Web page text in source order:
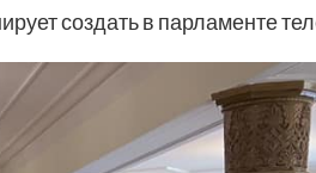
создать в парламенте